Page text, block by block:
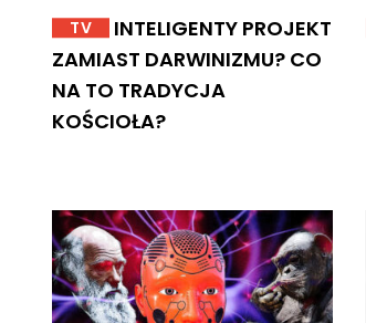
TV
INTELIGENTY PROJEKT
ZAMIAST DARWINIZMU? CO
NA TO TRADYCJA
KOŚCIOŁA?